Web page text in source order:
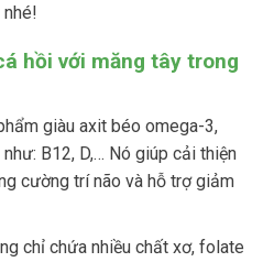
hồi với măng tây trong
giàu axit béo omega-3,
B12, D,… Nó giúp cải thiện
cường trí não và hỗ trợ giảm
chỉ chứa nhiều chất xơ, folate